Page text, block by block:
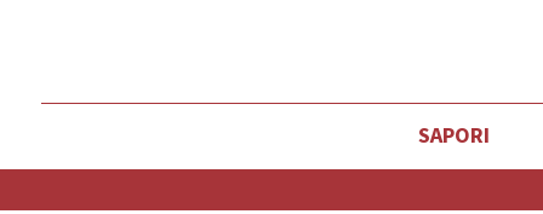
SAPORI
Ristorazione: